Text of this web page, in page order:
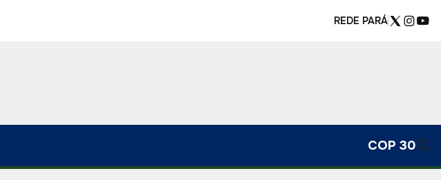
REDE PARÁ
COP 30